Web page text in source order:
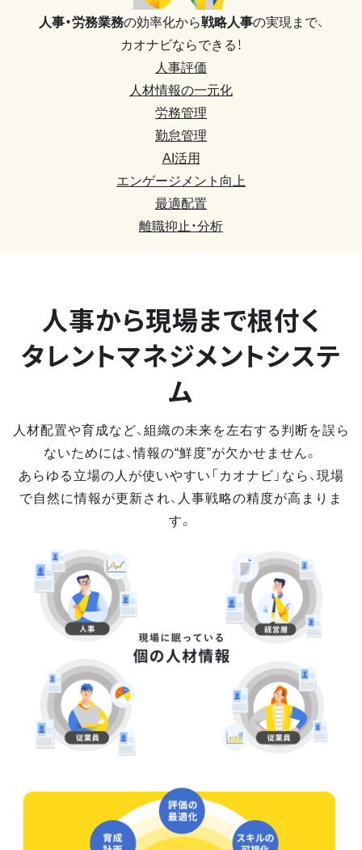
人事・労務業務の効率化から戦略人事の実現まで、
カオナビならできる！
人事評価
人材情報の一元化
労務管理
勤怠管理
AI活用
エンゲージメント向上
最適配置
離職抑止・分析
人事から現場まで根付く
タレントマネジメントシステ
ム
人材配置や育成など、組織の未来を左右する判断を誤ら
ないためには、情報の“鮮度”が欠かせません。
あらゆる立場の人が使いやすい「カオナビ」なら、現場
で自然に情報が更新され、人事戦略の精度が高まりま
す。